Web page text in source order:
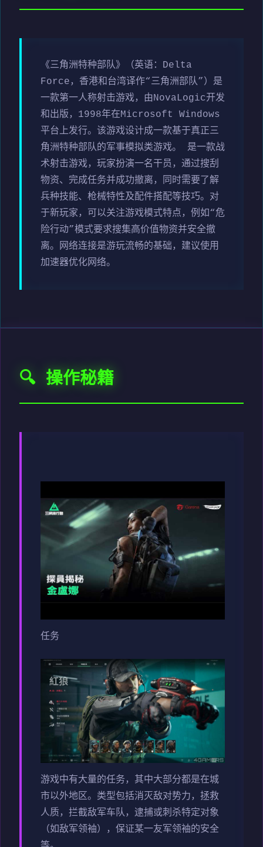
《三角洲特种部队》（英语：Delta
Force，香港和台湾译作“三角洲部队”）是
一款第一人称射击游戏，由NovaLogic开发
和出版，1998年在Microsoft Windows
平台上发行。该游戏设计成一款基于真正三
角洲特种部队的军事模拟类游戏。 是一款战
术射击游戏，玩家扮演一名干员，通过搜刮
物资、完成任务并成功撤离，同时需要了解
兵种技能、枪械特性及配件搭配等技巧。对
于新玩家，可以关注游戏模式特点，例如“危
险行动”模式要求搜集高价值物资并安全撤
离。网络连接是游玩流畅的基础，建议使用
加速器优化网络。
🔍 操作秘籍
任务
游戏中有大量的任务，其中大部分都是在城
市以外地区。类型包括消灭敌对势力，拯救
人质，拦截敌军车队，逮捕或刺杀特定对象
（如敌军领袖），保证某一友军领袖的安全